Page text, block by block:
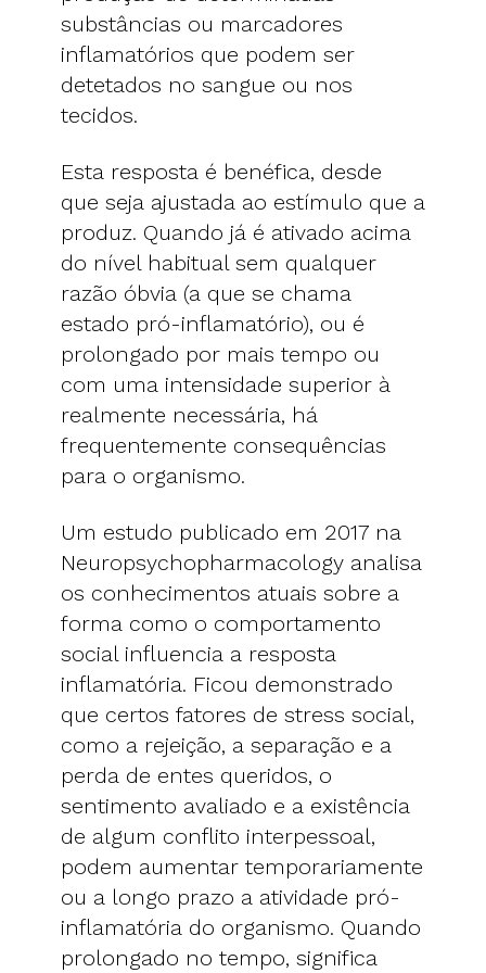
substâncias ou marcadores
inflamatórios que podem ser
detetados no sangue ou nos
tecidos.
Esta resposta é benéfica, desde
que seja ajustada ao estímulo que a
produz. Quando já é ativado acima
do nível habitual sem qualquer
razão óbvia (a que se chama
estado pró-inflamatório), ou é
prolongado por mais tempo ou
com uma intensidade superior à
realmente necessária, há
frequentemente consequências
para o organismo.
Um estudo publicado em 2017 na
Neuropsychopharmacology analisa
os conhecimentos atuais sobre a
forma como o comportamento
social influencia a resposta
inflamatória. Ficou demonstrado
que certos fatores de stress social,
como a rejeição, a separação e a
perda de entes queridos, o
sentimento avaliado e a existência
de algum conflito interpessoal,
podem aumentar temporariamente
ou a longo prazo a atividade pró-
inflamatória do organismo. Quando
prolongado no tempo, significa